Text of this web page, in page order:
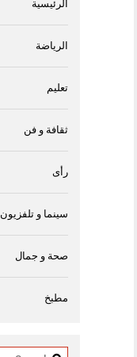
الرئيسية
الرياضة
تعليم
ثقافة و فن
رأى
سينما و تلفزيون
صحة و جمال
مطبخ